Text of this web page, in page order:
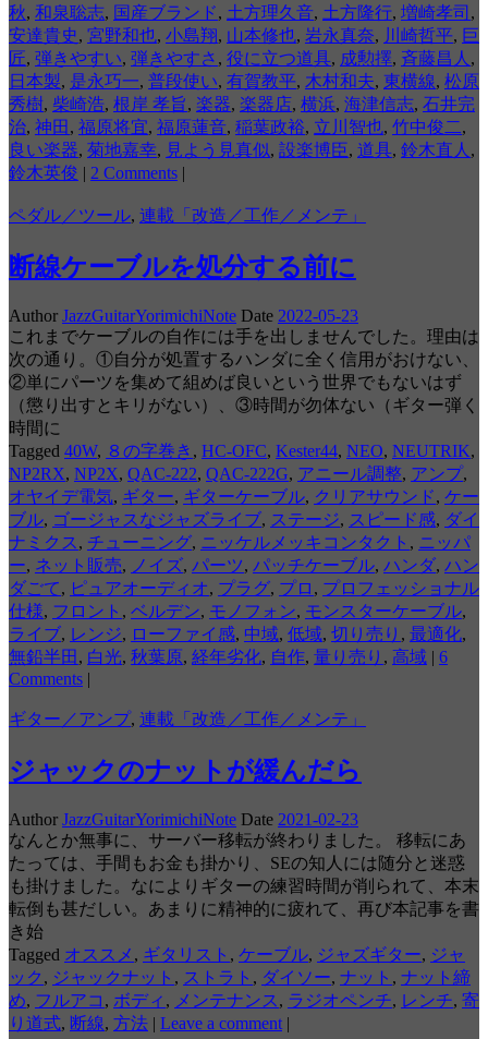
秋, 和泉聡志, 国産ブランド, 土方理久音, 土方隆行, 増崎孝司 ,
安達貴史, 宮野和也, 小島翔, 山本修也, 岩永真奈, 川崎哲平, 巨
匠, 弾きやすい, 弾きやすさ , 役に立つ道具, 成勲擇, 斉藤昌人 ,
日本製, 是永巧一, 普段使い, 有賀教平, 木村和夫, 東横線, 松原
秀樹, 柴崎浩, 根岸 孝旨, 楽器, 楽器店, 横浜, 海津信志, 石井完
治, 神田 , 福原将宜, 福原蓮音, 稲葉政裕, 立川智也, 竹中俊二,
良い楽器, 菊地嘉幸, 見よう見真似, 設楽博臣, 道具, 鈴木直人 ,
鈴木英俊 | 2 Comments |
ペダル／ツール, 連載「改造／工作／メンテ」
断線ケーブルを処分する前に
Author JazzGuitarYorimichiNote Date 2022-05-23
これまでケーブルの自作には手を出しませんでした。理由は
次の通り。①自分が処置するハンダに全く信用がおけない、
②単にパーツを集めて組めば良いという世界でもないはず
（懲り出すとキリがない）、③時間が勿体ない（ギター弾く
時間に
Tagged 40W, ８の字巻き , HC-OFC, Kester44, NEO, NEUTRIK,
NP2RX, NP2X, QAC-222, QAC-222G, アニール調整, アンプ,
オヤイデ電気, ギター, ギターケーブル, クリアサウンド, ケー
ブル, ゴージャスなジャズライブ, ステージ, スピード感, ダイ
ナミクス , チューニング, ニッケルメッキコンタクト , ニッパ
ー, ネット販売, ノイズ, パーツ, パッチケーブル, ハンダ, ハン
ダごて, ピュアオーディオ, プラグ, プロ , プロフェッショナル
仕様, フロント , ベルデン, モノフォン, モンスターケーブル,
ライブ, レンジ, ローファイ感, 中域, 低域, 切り売り , 最適化,
無鉛半田 , 白光, 秋葉原, 経年劣化, 自作, 量り売り , 高域 | 6
Comments |
ギター／アンプ, 連載「改造／工作／メンテ」
ジャックのナットが緩んだら
Author JazzGuitarYorimichiNote Date 2021-02-23
なんとか無事に、サーバー移転が終わりました。 移転にあ
たっては、手間もお金も掛かり、SEの知人には随分と迷惑
も掛けました。なによりギターの練習時間が削られて、本末
転倒も甚だしい。あまりに精神的に疲れて、再び本記事を書
き始
Tagged オススメ , ギタリスト , ケーブル, ジャズギター, ジャ
ック , ジャックナット , ストラト , ダイソー, ナット , ナット締
め, フルアコ , ボディ , メンテナンス , ラジオペンチ, レンチ, 寄
り道式, 断線, 方法 | Leave a comment |